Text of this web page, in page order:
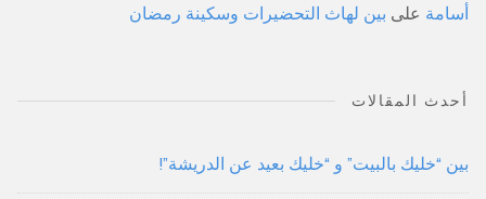
أسامة على بين لهاث التحضيرات وسكينة رمضان
أحدث المقالات
بين “خليك بالبيت” و “خليك بعيد عن الدريشة”!